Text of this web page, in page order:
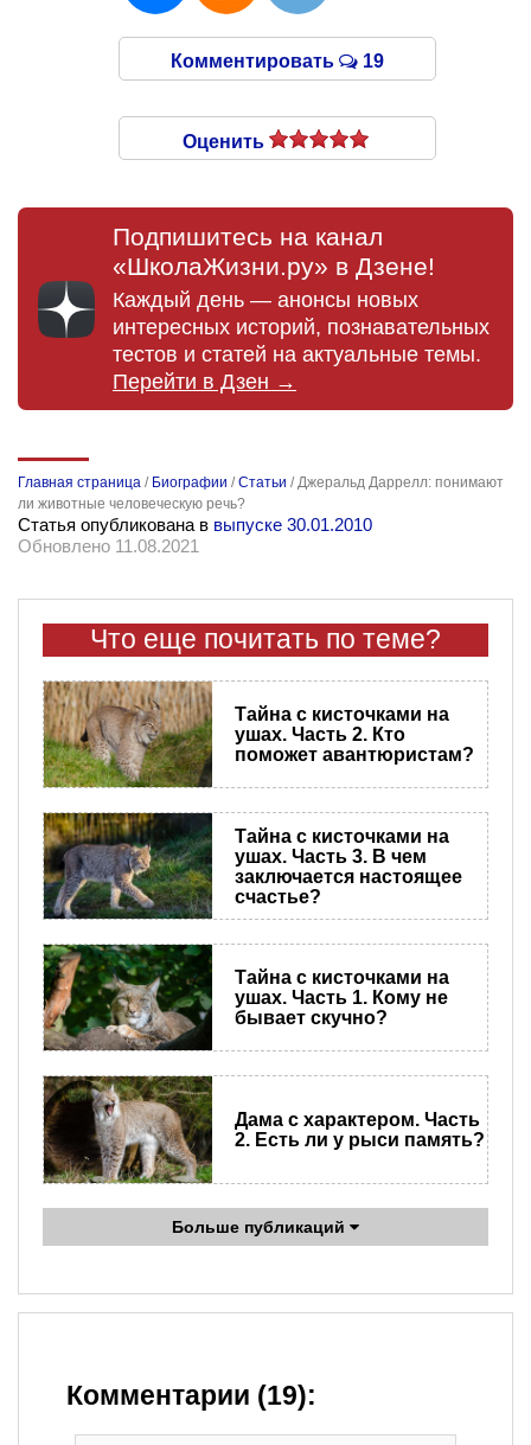
Комментировать 19
Оценить
Подпишитесь на канал
«ШколаЖизни.ру» в Дзене!
Каждый день — анонсы новых
интересных историй, познавательных
тестов и статей на актуальные темы.
Перейти в Дзен →
Главная страница / Биографии /Статьи /Джеральд Даррелл: понимают
ли животные человеческую речь?
Статья опубликована в выпуске 30.01.2010
Обновлено 11.08.2021
Что еще почитать по теме?
Тайна с кисточками на
ушах. Часть 2. Кто
поможет авантюристам?
Тайна с кисточками на
ушах. Часть 3. В чем
заключается настоящее
счастье?
Тайна с кисточками на
ушах. Часть 1. Кому не
бывает скучно?
Дама с характером. Часть
2. Есть ли у рыси память?
Больше публикаций
Комментарии (19):